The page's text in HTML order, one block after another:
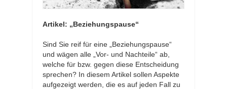
Artikel: „Beziehungspause“
Sind Sie reif für eine „Beziehungspause“
und wägen alle „Vor- und Nachteile“ ab,
welche für bzw. gegen diese Entscheidung
sprechen? In diesem Artikel sollen Aspekte
aufgezeigt werden, die es auf jeden Fall zu